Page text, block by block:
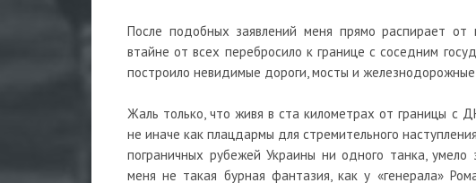
После подобных заявлений меня прямо распирает
втайне от всех перебросило к границе с соседним
построило невидимые дороги, мосты и железнодорожные
Жаль только, что живя в ста километрах от границы с
не иначе как плацдармы для стремительного
пограничных рубежей Украины ни одного танка,
меня не такая бурная фантазия, как у «генерала»